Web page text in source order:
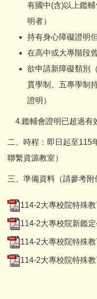
有國中(含)以上鑑
明者）
持有身心障礙證明
在高中或大專階段
欲申請新障礙類別
貫學制、五專學制
證明）
4.鑑輔會證明已超過有
二、時程：即日起至115
聯繫資源教室）
三、準備資料（請參考附
114-2大專校院特殊
114-2大專校院新鑑
114-2大專校院特殊
114-2大專校院特殊